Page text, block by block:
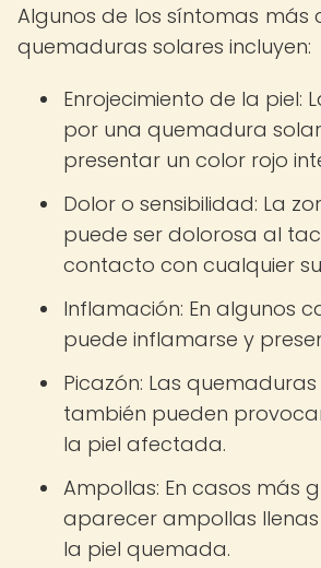
Algunos de los síntomas más
quemaduras solares incluyen:
Enrojecimiento de la piel:
por una quemadura
presentar un color rojo
Dolor o sensibilidad: La
puede ser dolorosa al
contacto con cualquier
Inflamación: En algunos
puede inflamarse y
Picazón: Las
también pueden
la piel afectada.
Ampollas: En casos más
aparecer ampollas
la piel quemada.